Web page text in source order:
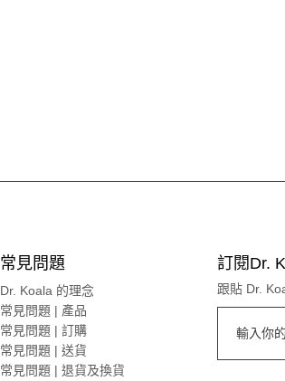
常見問題
Dr. Koala 的理念
常見問題 | 產品
常見問題 | 訂購
常見問題 | 送貨
常見問題 | 退貨及換貨
訂閱Dr.
跟貼 Dr.